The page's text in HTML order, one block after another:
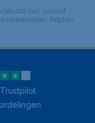
incl. vooraf
Prijzen